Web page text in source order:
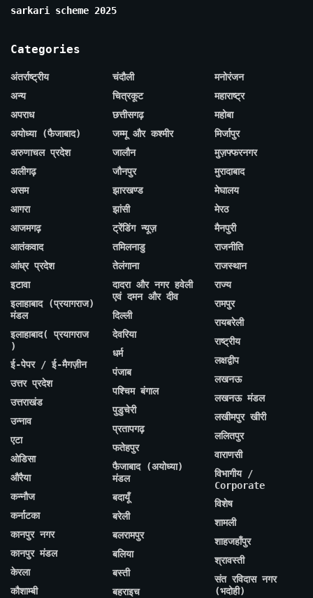
sarkari scheme 2025
Categories
अंतर्राष्ट्रीय
अन्य
अपराध
अयोध्या (फैजाबाद)
अरुणाचल प्रदेश
अलीगढ़
असम
आगरा
आजमगढ़
आतंकवाद
आंध्र प्रदेश
इटावा
इलाहाबाद (प्रयागराज)
मंडल
इलाहाबाद( प्रयागराज
)
ई-पेपर / ई-मैगज़ीन
उत्तर प्रदेश
उत्तराखंड
उन्नाव
एटा
ओडिसा
औरैया
कन्नौज
कर्नाटका
कानपुर नगर
कानपुर मंडल
केरला
कौशाम्बी
चंदौली
चित्रकूट
छत्तीसगढ़
जम्मू और कश्मीर
जालौन
जौनपुर
झारखण्ड
झांसी
ट्रेंडिंग न्यूज़
तमिलनाडु
तेलंगाना
दादरा और नगर हवेली
एवं दमन और दीव
दिल्ली
देवरिया
धर्म
पंजाब
पश्चिम बंगाल
पुडुचेरी
प्रतापगढ़
फतेहपुर
फैजाबाद (अयोध्या)
मंडल
बदायूँ
बरेली
बलरामपुर
बलिया
बस्ती
बहराइच
मनोरंजन
महाराष्ट्र
महोबा
मिर्जापुर
मुज़फ्फरनगर
मुरादाबाद
मेघालय
मेरठ
मैनपुरी
राजनीति
राजस्थान
राज्य
रामपुर
रायबरेली
राष्ट्रीय
लक्षद्वीप
लखनऊ
लखनऊ मंडल
लखीमपुर खीरी
ललितपुर
वाराणसी
विभागीय /
Corporate
विशेष
शामली
शाहजहाँपुर
श्रावस्ती
संत रविदास नगर
(भदोही)